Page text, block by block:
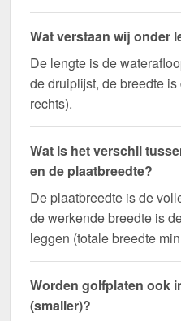
Wat verstaan wij onder
De lengte is de
de druiplijst, de breedte
rechts).
Wat is het verschil
en de plaatbreedte?
De plaatbreedte is de
de werkende breedte is
leggen (totale breedte
Worden golfplaten ook
(smaller)?